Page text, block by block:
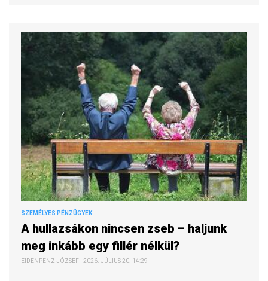
SZEMÉLYES PÉNZÜGYEK
A hullazsákon nincsen zseb – haljunk
meg inkább egy fillér nélkül?
EIDENPENZ JÓZSEF | 2026. JÚLIUS 20. 14:29